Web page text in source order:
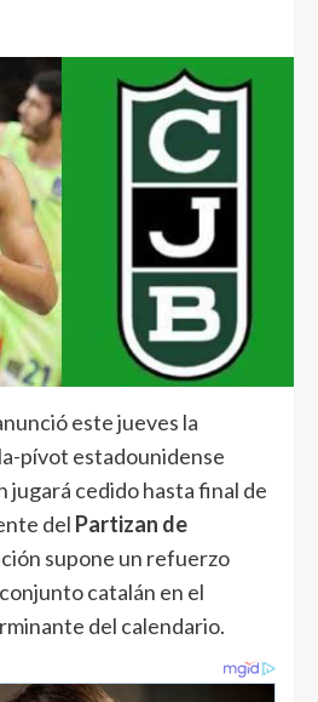
este jueves la
pívot estadounidense
jugará cedido hasta final de
del Partizan de
supone un refuerzo
catalán en el
del calendario.